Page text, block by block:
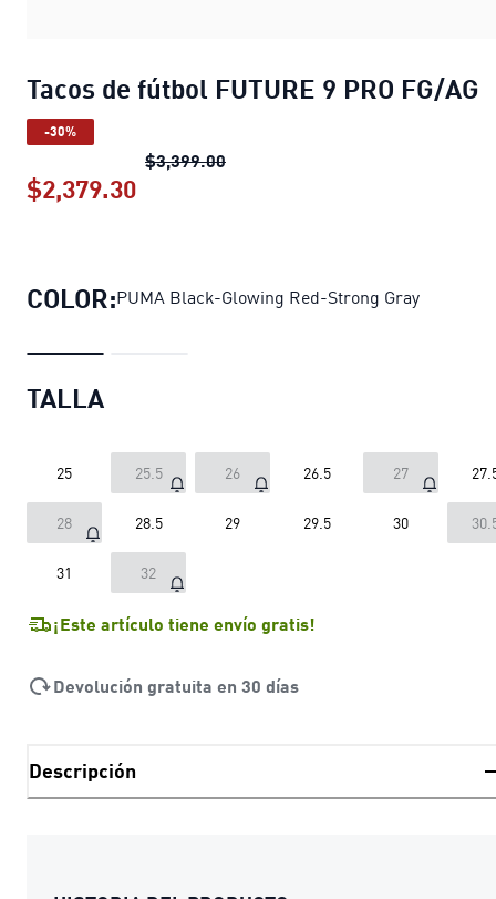
Tacos de fútbol FUTURE 9 PRO FG/AG
-30%
$3,399.00Tacos de fútbol FUTURE 9 PRO
$2,379.30
COLOR:PUMA Black-Glowing Red-Strong Gray
TALLA
25 25.5 26 26.5 27
28 28.5 29 29.5 30
31 32
¡Este artículo tiene envío gratis!
Devolución gratuita en 30 días
Descripción